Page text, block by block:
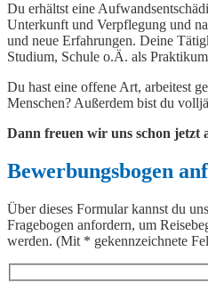
Du erhältst eine
Unterkunft und Verpflegung und
und neue Erfahrungen. Deine
Studium, Schule o.Ä. als
Du hast eine offene Art, arbeitest
Menschen? Außerdem bist du
Dann freuen wir uns schon jetzt
Bewerbungsbogen
Über dieses Formular kannst du
Fragebogen anfordern, um
werden. (Mit * gekennzeichnete